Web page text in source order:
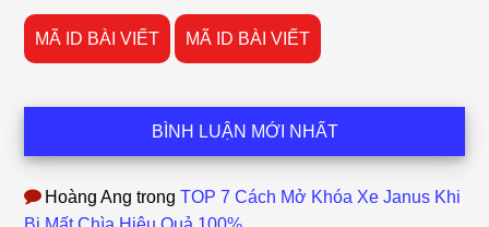
MÃ ID BÀI VIẾT MÃ ID BÀI VIẾT
BÌNH LUẬN MỚI NHẤT
Hoàng Ang trongTOP 7 Cách Mở Khóa Xe Janus Khi